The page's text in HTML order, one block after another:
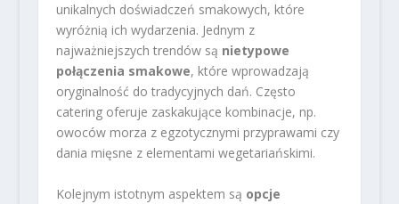
unikalnych doświadczeń smakowych, które
wyróżnią ich wydarzenia. Jednym z
najważniejszych trendów są nietypowe
połączenia smakowe, które wprowadzają
oryginalność do tradycyjnych dań. Często
catering oferuje zaskakujące kombinacje, np.
owoców morza z egzotycznymi przyprawami czy
dania mięsne z elementami wegetariańskimi.
Kolejnym istotnym aspektem są opcje